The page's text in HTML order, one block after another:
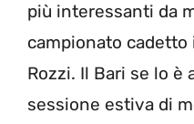
più interessanti da
campionato
Rozzi. Il Bari se lo è
sessione estiva di